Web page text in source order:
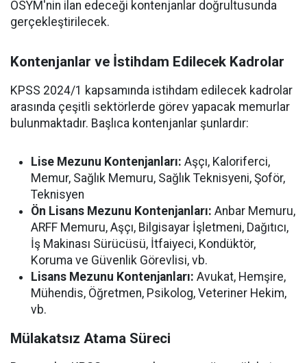
ÖSYM'nin ilan edeceği kontenjanlar doğrultusunda
gerçekleştirilecek.
Kontenjanlar ve İstihdam Edilecek Kadrolar
KPSS 2024/1 kapsamında istihdam edilecek kadrolar
arasında çeşitli sektörlerde görev yapacak memurlar
bulunmaktadır. Başlıca kontenjanlar şunlardır:
Lise Mezunu Kontenjanları: Aşçı, Kaloriferci,
Memur, Sağlık Memuru, Sağlık Teknisyeni, Şoför,
Teknisyen
Ön Lisans Mezunu Kontenjanları: Anbar Memuru,
ARFF Memuru, Aşçı, Bilgisayar İşletmeni, Dağıtıcı,
İş Makinası Sürücüsü, İtfaiyeci, Kondüktör,
Koruma ve Güvenlik Görevlisi, vb.
Lisans Mezunu Kontenjanları: Avukat, Hemşire,
Mühendis, Öğretmen, Psikolog, Veteriner Hekim,
vb.
Mülakatsız Atama Süreci